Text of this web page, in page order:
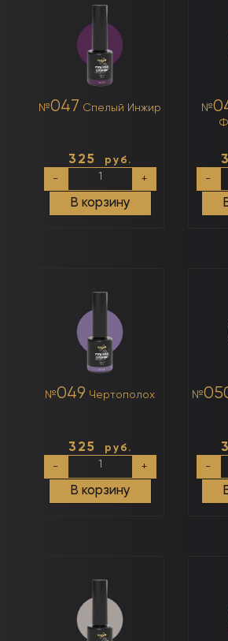
№047 Спелый Инжир
325 руб.
Количество
№047
- +
В корзину
№
№048
-
№049 Чертополох
325 руб.
Количество
№049
Чертополох
- +
В корзину
№
№050
-